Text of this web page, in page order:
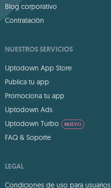
Blog corporativo
Contratación
NUESTROS SERVICIOS
Uptodown App Store
Publica tu app
Promociona tu app
Uptodown Ads
Uptodown Turbo
NUEVO
FAQ & Soporte
LEGAL
Condiciones de uso para usuarios